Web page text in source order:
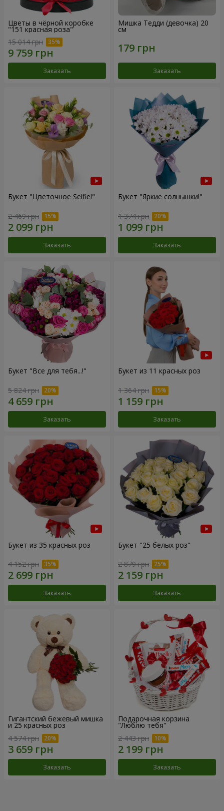
Цветы в чёрной коробке
"151 красная роза"
15 014 грн
Заказать
Мишка Тедди (девочка) 20
см
Заказать
Букет "Цветочное Selfie!"
2 469 грн
Заказать
Букет "Яркие солнышки!"
1 374 грн
Заказать
Букет "Все для тебя...!"
5 824 грн
Заказать
Букет из 11 красных роз
1 364 грн
Заказать
Букет из 35 красных роз
4 152 грн
Заказать
Букет "25 белых роз"
2 879 грн
Заказать
Гигантский бежевый мишка
и 25 красных роз
4 574 грн
Заказать
Подарочная корзина
"Люблю тебя"
2 443 грн
Заказать